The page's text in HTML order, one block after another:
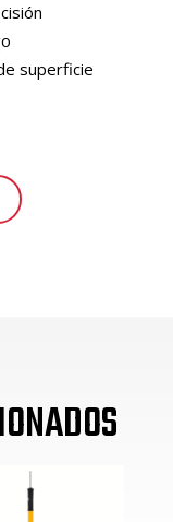
superficie